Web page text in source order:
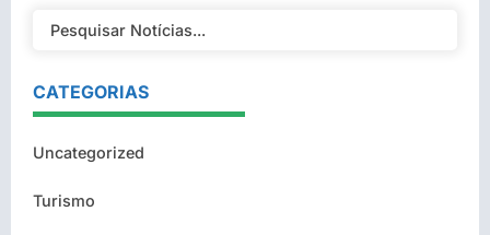
CATEGORIAS
Uncategorized
Turismo